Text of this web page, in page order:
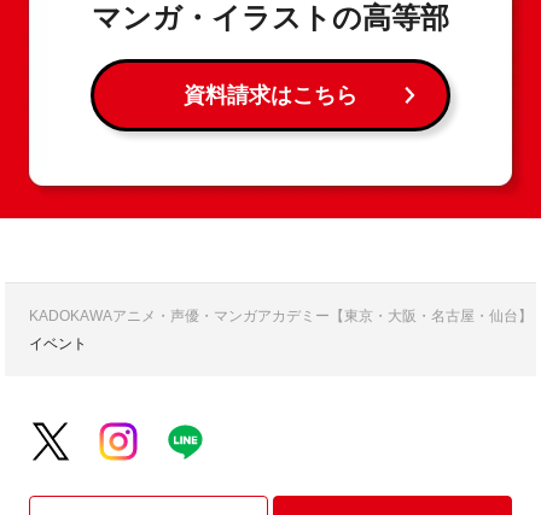
マンガ・イラストの高等部
資料請求はこちら
KADOKAWAアニメ・声優・マンガアカデミー【東京・大阪・名古屋・仙台】
イベント